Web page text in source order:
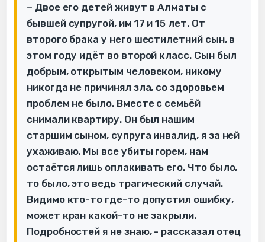
– Двое его детей живут в Алматы с
бывшей супругой, им 17 и 15 лет. От
второго брака у него шестилетний сын, в
этом году идёт во второй класс. Сын был
добрым, открытым человеком, никому
никогда не причинял зла, со здоровьем
проблем не было. Вместе с семьёй
снимали квартиру. Он был нашим
старшим сыном, супруга инвалид, я за ней
ухаживаю. Мы все убиты горем, нам
остаётся лишь оплакивать его. Что было,
то было, это ведь трагический случай.
Видимо кто-то где-то допустил ошибку,
может кран какой-то не закрыли.
Подробностей я не знаю, - рассказал отец